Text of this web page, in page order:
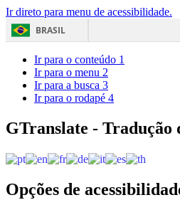
Ir direto para menu de acessibilidade.
BRASIL
Ir para o conteúdo 1
Ir para o menu 2
Ir para a busca 3
Ir para o rodapé 4
GTranslate - Tradução
Opções de